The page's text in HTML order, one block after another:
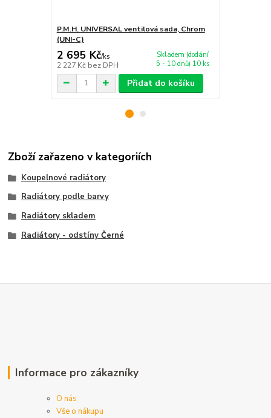
P.M.H. UNIVERSAL ventilová sada, Chrom
(UNI-C)
2 695 Kč/ks
2 227 Kč bez DPH
Skladem (dodání
5 - 10 dnů) 10 ks
Přidat do košíku
Zboží zařazeno v kategoriích
Koupelnové radiátory
Radiátory podle barvy
Radiátory skladem
Radiátory - odstíny Černé
Informace pro zákazníky
O nás
Vše o nákupu